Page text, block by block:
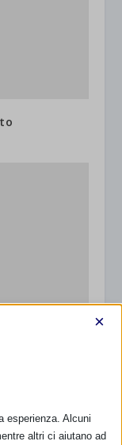
×
esperienza. Alcuni
altri ci aiutano ad